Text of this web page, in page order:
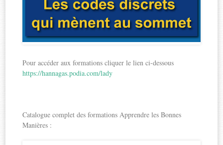
Pour accéder aux formations cliquer le lien ci-dessous
https://hannagas.podia.com/lady
Catalogue complet des formations Apprendre les Bonnes
Manières :